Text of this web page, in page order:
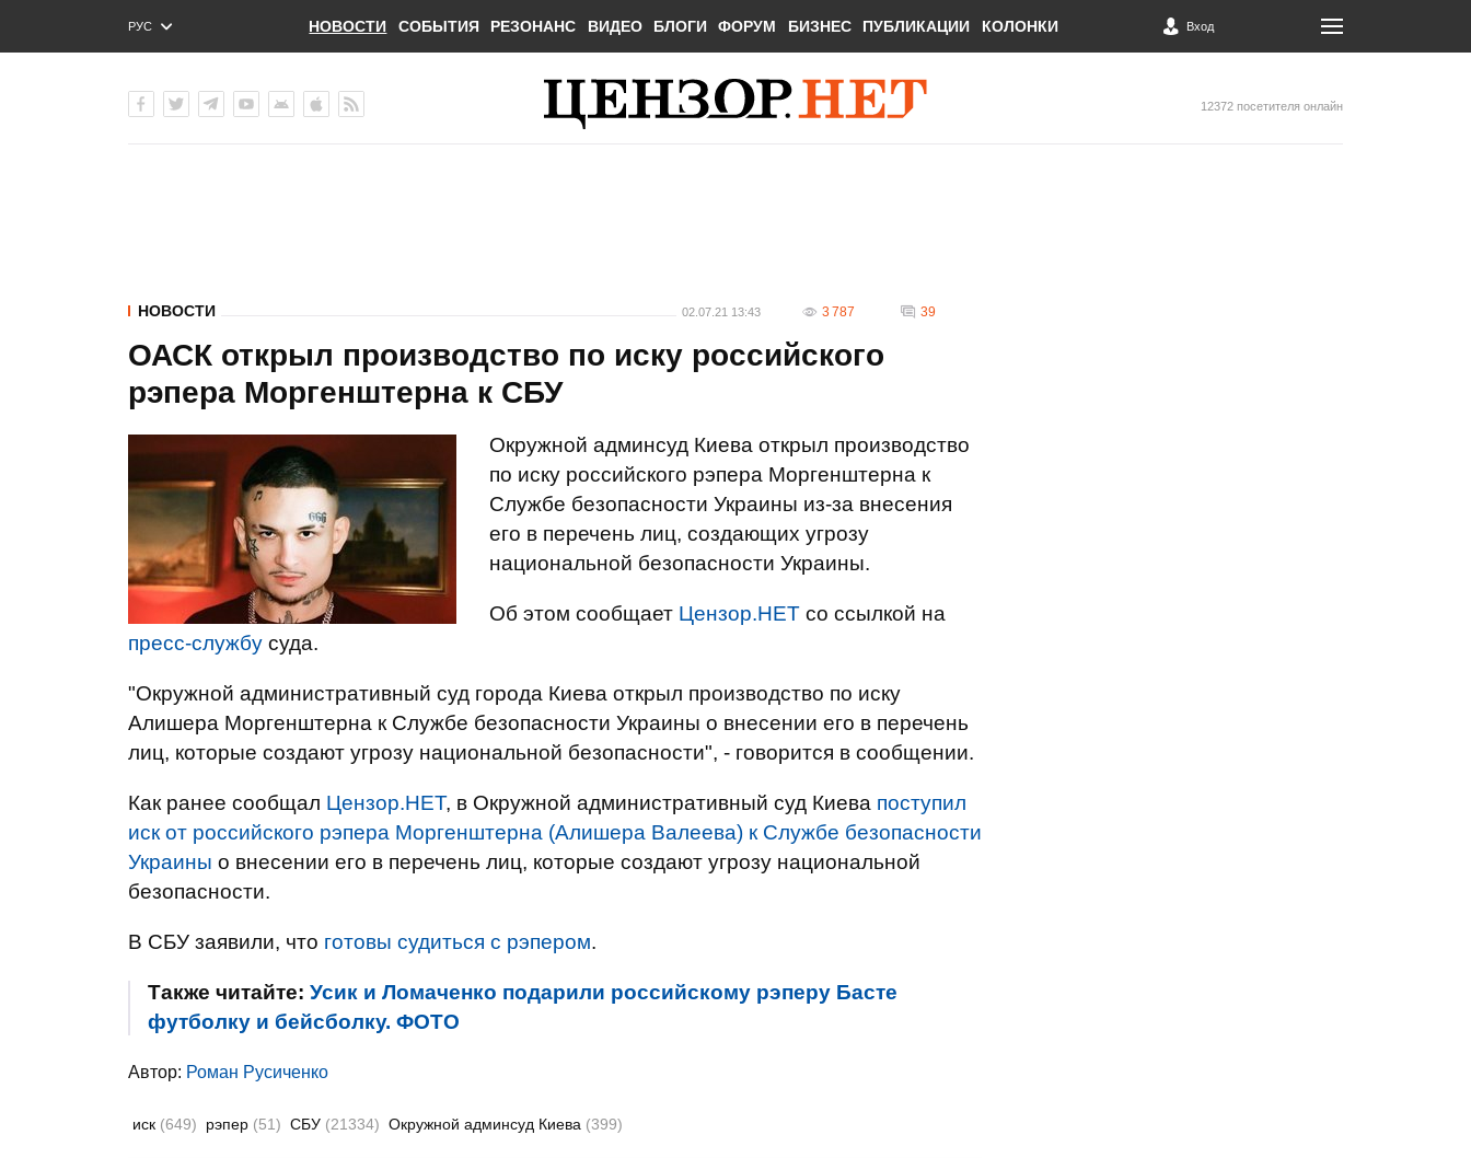
РУС
ENG
НОВОСТИ СОБЫТИЯ РЕЗОНАНС ВИДЕО БЛОГИ ФОРУМ БИЗНЕС ПУБЛИКАЦИИ КОЛОНКИ Вход
12372 посетителя онлайн
НОВОСТИ 02.07.21 13:43 3 787 39
ОАСК открыл производство по иску российского
рэпера Моргенштерна к СБУ
Окружной админсуд Киева открыл производство
по иску российского рэпера Моргенштерна к
Службе безопасности Украины из-за внесения
его в перечень лиц, создающих угрозу
национальной безопасности Украины.
Об этом сообщает Цензор.НЕТ со ссылкой на
пресс-службу суда.
"Окружной административный суд города Киева открыл производство по иску
Алишера Моргенштерна к Службе безопасности Украины о внесении его в перечень
лиц, которые создают угрозу национальной безопасности", - говорится в сообщении.
Как ранее сообщал Цензор.НЕТ, в Окружной административный суд Киева поступил
иск от российского рэпера Моргенштерна (Алишера Валеева) к Службе безопасности
Украины о внесении его в перечень лиц, которые создают угрозу национальной
безопасности.
В СБУ заявили, что готовы судиться с рэпером.
Также читайте: Усик и Ломаченко подарили российскому рэперу Басте
футболку и бейсболку. ФОТО
Автор: Роман Русиченко
иск (649) рэпер (51) СБУ (21334) Окружной админсуд Киева (399)